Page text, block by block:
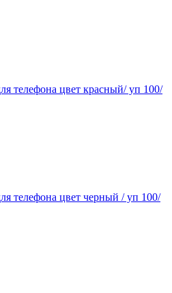
телефона цвет красный/ уп 100/
телефона цвет черный / уп 100/